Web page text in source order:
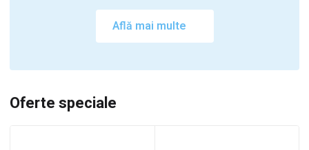
Află mai multe
Oferte speciale